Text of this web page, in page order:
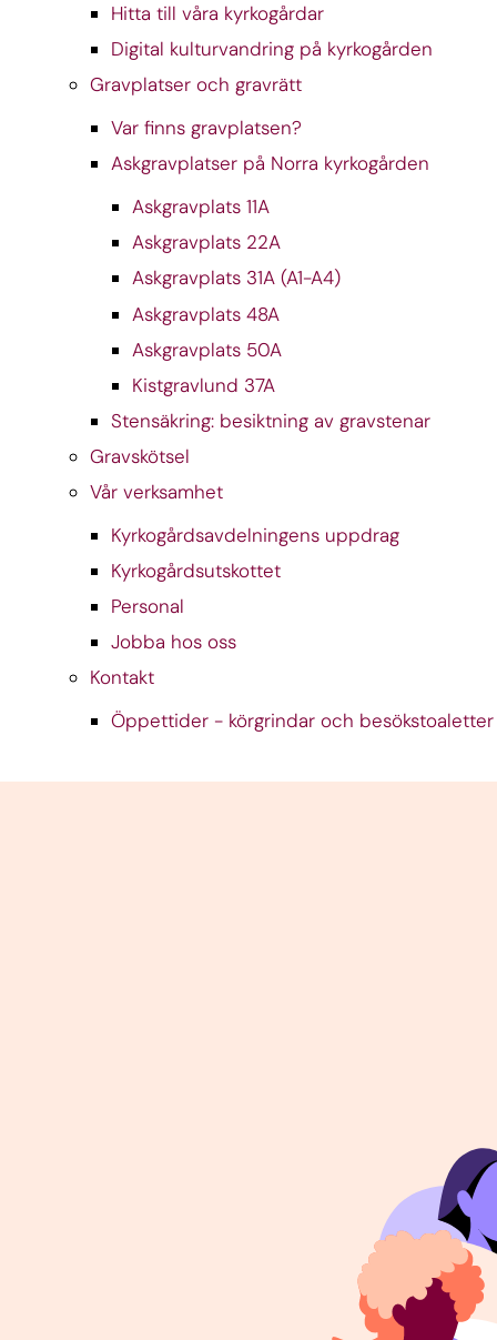
Hitta till våra kyrkogårdar
Digital kulturvandring på kyrkogården
Gravplatser och gravrätt
Var finns gravplatsen?
Askgravplatser på Norra kyrkogården
Askgravplats 11A
Askgravplats 22A
Askgravplats 31A (A1-A4)
Askgravplats 48A
Askgravplats 50A
Kistgravlund 37A
Stensäkring: besiktning av gravstenar
Gravskötsel
Vår verksamhet
Kyrkogårdsavdelningens uppdrag
Kyrkogårdsutskottet
Personal
Jobba hos oss
Kontakt
Öppettider - körgrindar och besökstoaletter